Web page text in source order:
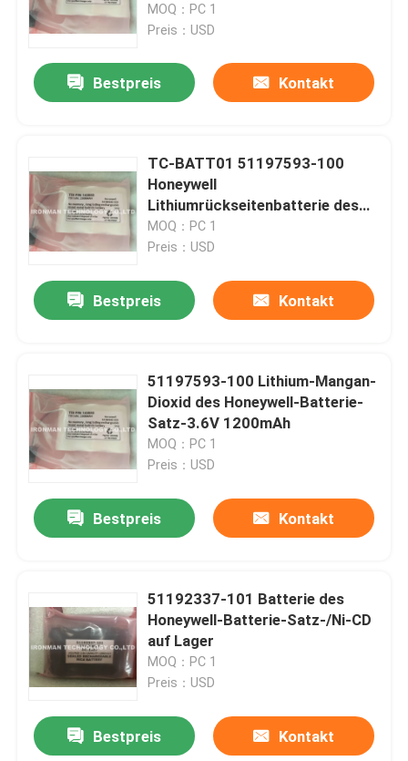
MOQ：PC 1
Preis：USD
Bestpreis Kontakt
TC-BATT01 51197593-100
Honeywell
Lithiumrückseitenbatterie des
Batterie-Satz-3.6V 1200mAh
MOQ：PC 1
Preis：USD
Bestpreis Kontakt
51197593-100 Lithium-Mangan-
Dioxid des Honeywell-Batterie-
Satz-3.6V 1200mAh
MOQ：PC 1
Preis：USD
Bestpreis Kontakt
51192337-101 Batterie des
Honeywell-Batterie-Satz-/Ni-CD
auf Lager
MOQ：PC 1
Preis：USD
Bestpreis Kontakt